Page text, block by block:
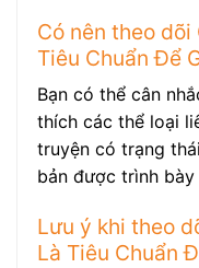
Có nên theo dõi
Tiêu Chuẩn Để
Bạn có thể cân
thích các thể loại
truyện có trạng
bản được trình bày
Lưu ý khi theo
Là Tiêu Chuẩn